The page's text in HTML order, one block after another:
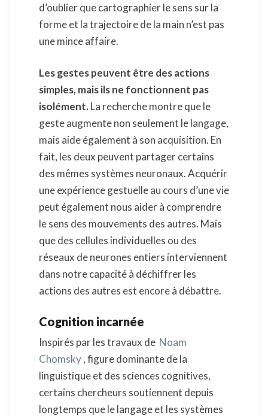
d’oublier que cartographier le sens sur la
forme et la trajectoire de la main n’est pas
une mince affaire.
Les gestes peuvent être des actions
simples, mais ils ne fonctionnent pas
isolément.La recherche montre que le
geste augmente non seulement le langage,
mais aide également à son acquisition. En
fait, les deux peuvent partager certains
des mêmes systèmes neuronaux. Acquérir
une expérience gestuelle au cours d’une vie
peut également nous aider à comprendre
le sens des mouvements des autres. Mais
que des cellules individuelles ou des
réseaux de neurones entiers interviennent
dans notre capacité à déchiffrer les
actions des autres est encore à débattre.
Cognition incarnée
Inspirés par les travaux de Noam
Chomsky, figure dominante de la
linguistique et des sciences cognitives,
certains chercheurs soutiennent depuis
longtemps que le langage et les systèmes